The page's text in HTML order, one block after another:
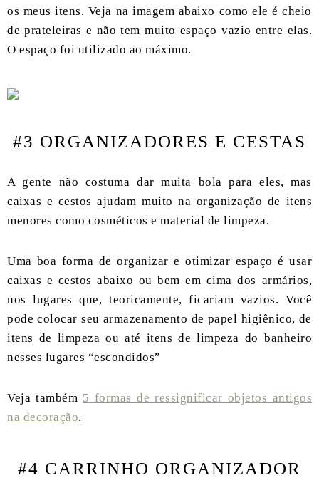
os meus itens. Veja na imagem abaixo como ele é cheio
de prateleiras e não tem muito espaço vazio entre elas.
O espaço foi utilizado ao máximo.
#3 ORGANIZADORES E CESTAS
A gente não costuma dar muita bola para eles, mas
caixas e cestos ajudam muito na organização de itens
menores como cosméticos e material de limpeza.
Uma boa forma de organizar e otimizar espaço é usar
caixas e cestos abaixo ou bem em cima dos armários,
nos lugares que, teoricamente, ficariam vazios. Você
pode colocar seu armazenamento de papel higiênico, de
itens de limpeza ou até itens de limpeza do banheiro
nesses lugares “escondidos”
Veja também 5 formas de ressignificar objetos antigos
na decoração.
#4 CARRINHO ORGANIZADOR